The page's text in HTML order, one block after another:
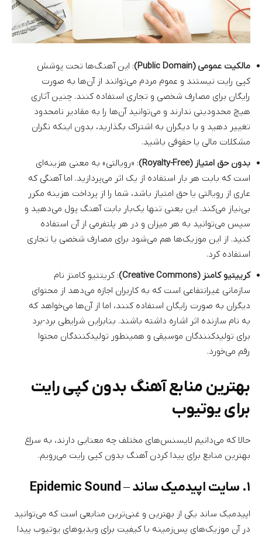
مالکیت عمومی (Public Domain)
: این آهنگ‌ها تحت پوشش
کپی رایت نیستند و عموم مردم می‌توانند از آن‌ها به صورت
رایگان برای مصارف شخصی و تجاری استفاده کنند. چنین آثاری
هیچ محدودیتی ندارند و می‌توانید آن‌ها را به مقادیر نامحدود
تغییر دهید و با دیگران به اشتراک بگذارید، بدون اینکه نگران
مشکلات مالی یا حقوقی باشید.
بدون حق امتیاز (Royalty-Free)
: «رویالتی» به معنی هزینه‌ای
است که بابت هر بار استفاده از یک اثر می‌پردازید. اما آهنگی که
عاری از رویالتی یا حق امتیاز باشد، شما را از پرداخت هزینه مکرر
بی‌نیاز می‌کند. این یعنی تنها یک‌بار بابت آهنگ پول می‌دهید و
سپس می‌توانید به هر میزان و در هر پلتفرمی از آن استفاده
کنید. از این موزیک‌ها هم می‌شود برای مصارف شخصی یا تجاری
استفاده کرد.
کرییتیو کامنز (Creative Commons)
: کریتتیو کامنز نام
سازمانی غیرانتفاعی است که به کاربران اجازه می‌دهد از محتوای
دیگران به صورت رایگان استفاده کنند، اما از آن‌ها می‌خواهد که
به نام سازنده اثر اشاره داشته باشند. بنابراین شرایطی برد-برد
برای تولیدکنندگان موسیقی و همینطور تولیدکنندگان محتوا
رقم می‌خورد.
بهترین منابع آهنگ بدون کپی رایت
برای یوتیوب
حالا که می‌دانیم لایسنس‌های مختلف چه معنایی دارند، به سراغ
بهترین منابع برای پیدا کردن آهنگ بدون کپی رایت می‌رویم.
۱. سایت اپیدمیک ساند – Epidemic Sound
اپیدمیک ساند یکی از بهترین و غنی‌ترین منابعی است که می‌توانید
در آن موزیک‌های پس‌زمینه با کیفیت برای ویدیوهای یوتیوب پیدا